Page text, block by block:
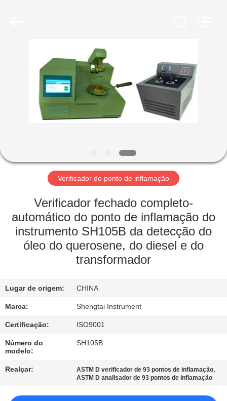
PRODUTOS
SOBRE
EXCURSÃO
FÁBRICA
CONTROLE
QUALIDADE
CONTACTE-
NOS
PEÇA
CITAÇÕES
Verificador do ponto de inflamação
Verificador fechado completo-
automático do ponto de inflamação do
instrumento SH105B da detecção do
óleo do querosene, do diesel e do
transformador
Lugar de origem: CHINA
Marca: Shengtai Instrument
Certificação: ISO9001
Número do
modelo:
SH105B
Realçar: ASTM D verificador de 93 pontos de inflamação,
ASTM D analisador de 93 pontos de inflamação